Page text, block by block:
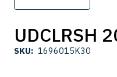
UDCLRSH
SKU: 1696015K30